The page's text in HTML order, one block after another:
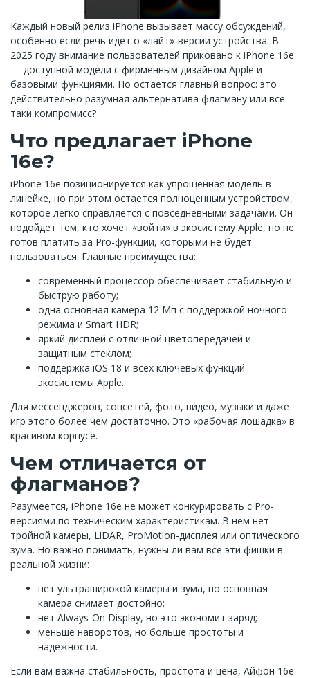
Каждый новый релиз iPhone вызывает массу обсуждений,
особенно если речь идет о «лайт»-версии устройства. В
2025 году внимание пользователей приковано к iPhone 16e
— доступной модели с фирменным дизайном Apple и
базовыми функциями. Но остается главный вопрос: это
действительно разумная альтернатива флагману или все-
таки компромисс?
Что предлагает iPhone
16e?
iPhone 16e позиционируется как упрощенная модель в
линейке, но при этом остается полноценным устройством,
которое легко справляется с повседневными задачами. Он
подойдет тем, кто хочет «войти» в экосистему Apple, но не
готов платить за Pro-функции, которыми не будет
пользоваться. Главные преимущества:
современный процессор обеспечивает стабильную и
быструю работу;
одна основная камера 12 Мп с поддержкой ночного
режима и Smart HDR;
яркий дисплей с отличной цветопередачей и
защитным стеклом;
поддержка iOS 18 и всех ключевых функций
экосистемы Apple.
Для мессенджеров, соцсетей, фото, видео, музыки и даже
игр этого более чем достаточно. Это «рабочая лошадка» в
красивом корпусе.
Чем отличается от
флагманов?
Разумеется, iPhone 16e не может конкурировать с Pro-
версиями по техническим характеристикам. В нем нет
тройной камеры, LiDAR, ProMotion-дисплея или оптического
зума. Но важно понимать, нужны ли вам все эти фишки в
реальной жизни:
нет ультраширокой камеры и зума, но основная
камера снимает достойно;
нет Always-On Display, но это экономит заряд;
меньше наворотов, но больше простоты и
надежности.
Если вам важна стабильность, простота и цена, Айфон 16e